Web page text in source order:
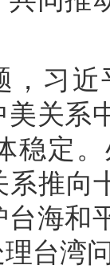
，习
美关系
稳定
推向
海和
台湾